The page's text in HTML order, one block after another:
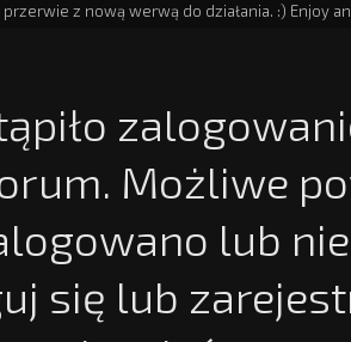
z nową werwą do działania. :) Enjoy
Możliwe
lub
się lub